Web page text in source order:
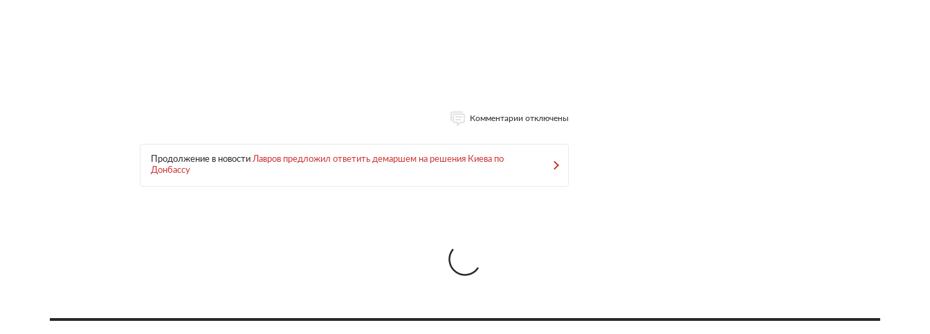
Комментарии отключены
Продолжение в новости Лавров предложил ответить демаршем на решения Киева по
Донбассу